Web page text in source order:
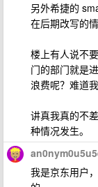
另外希捷的
在后期改写的情
楼上有人说不
门的部门就是
浪费呢？难道
讲真我真的不
种情况发生。
我是京东用户